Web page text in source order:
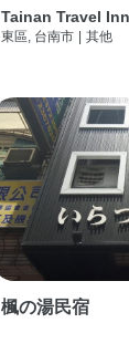
Tainan Travel
東區, 台南市 其他
楓の湯民宿